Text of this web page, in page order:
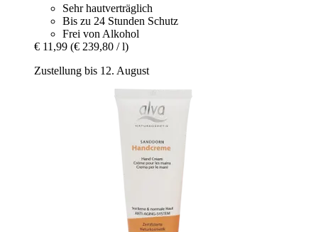
Sehr hautverträglich
Bis zu 24 Stunden Schutz
Frei von Alkohol
€ 11,99 (€ 239,80 / l)
Zustellung bis 12. August